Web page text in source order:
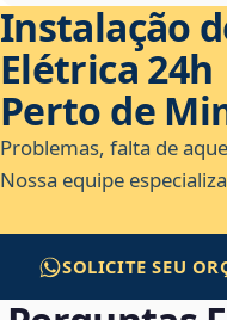
Instalação
Elétrica 24h
Perto de
Problemas, falta de
Nossa equipe
SOLICITE SEU